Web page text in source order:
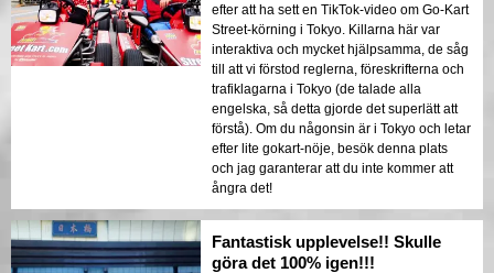
efter att ha sett en TikTok-video om Go-Kart
Street-körning i Tokyo. Killarna här var
interaktiva och mycket hjälpsamma, de såg
till att vi förstod reglerna, föreskrifterna och
trafiklagarna i Tokyo (de talade alla
engelska, så detta gjorde det superlätt att
förstå). Om du någonsin är i Tokyo och letar
efter lite gokart-nöje, besök denna plats
och jag garanterar att du inte kommer att
ångra det!
Fantastisk upplevelse!! Skulle
göra det 100% igen!!!